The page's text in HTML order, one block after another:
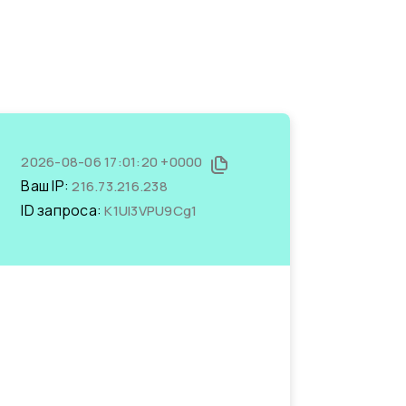
2026-08-06 17:01:20 +0000
Ваш IP:216.73.216.238
ID запроса:K1Ul3VPU9Cg1